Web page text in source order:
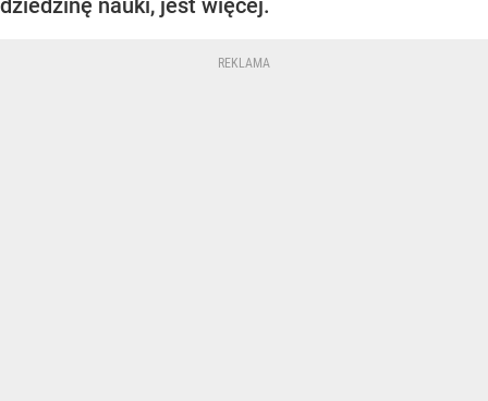
dziedzinę nauki, jest więcej.